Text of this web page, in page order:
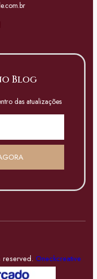
Blog
das atualizações
Oneckcreative